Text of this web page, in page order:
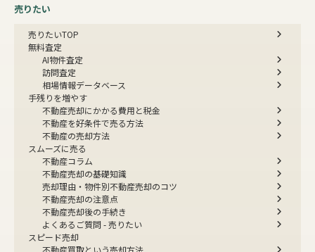
売りたい
売りたいTOP
無料査定
AI物件査定
訪問査定
相場情報データベース
手残りを増やす
不動産売却にかかる費用と税金
不動産を好条件で売る方法
不動産の売却方法
スムーズに売る
不動産コラム
不動産売却の基礎知識
売却理由・物件別不動産売却のコツ
不動産売却の注意点
不動産売却後の手続き
よくあるご質問 - 売りたい
スピード売却